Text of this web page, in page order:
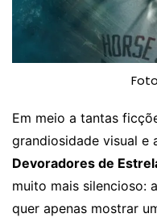
Em meio a tantas
grandiosidade visual e
Devoradores de
muito mais silencioso:
quer apenas mostrar